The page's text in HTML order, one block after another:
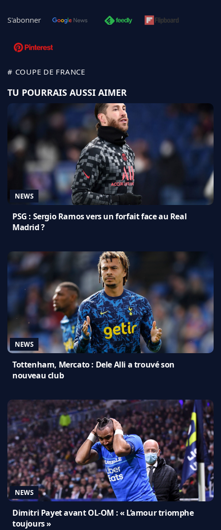
S'abonner
# COUPE DE FRANCE
TU POURRAIS AUSSI AIMER
NEWS
PSG : Sergio Ramos vers un forfait face au Real
Madrid ?
NEWS
Tottenham, Mercato : Dele Alli a trouvé son
nouveau club
NEWS
Dimitri Payet avant OL-OM : « L’amour triomphe
toujours »